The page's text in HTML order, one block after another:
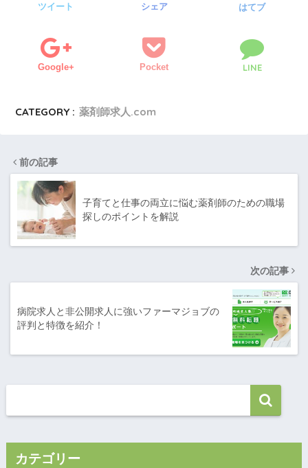
ツイート シェア はてブ
Google+ Pocket LINE
CATEGORY : 薬剤師求人.com
前の記事
子育てと仕事の両立に悩む薬剤師のための職場
探しのポイントを解説
次の記事
病院求人と非公開求人に強いファーマジョブの
評判と特徴を紹介！
カテゴリー